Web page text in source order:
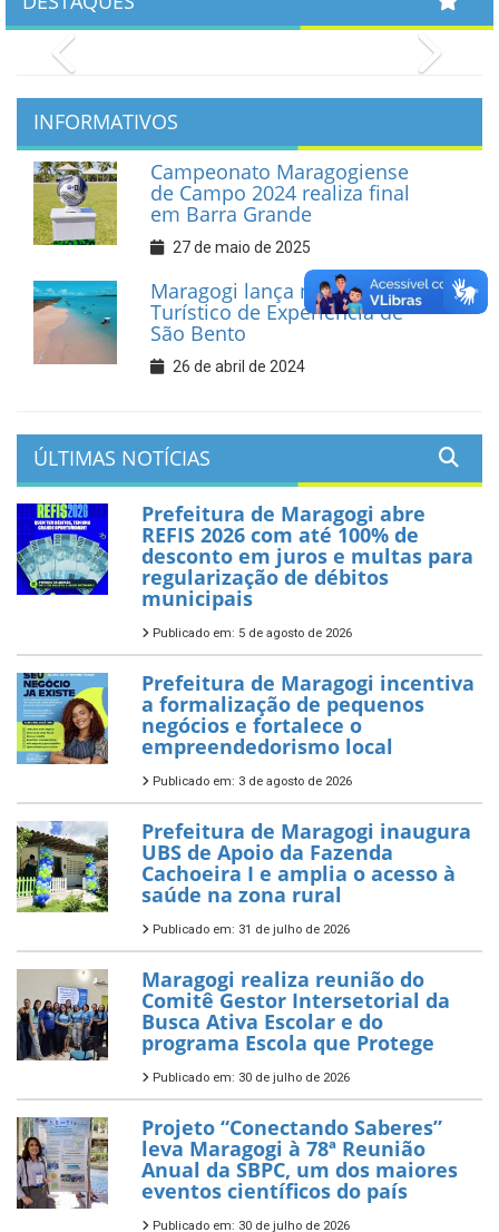
INFORMATIVOS
Campeonato Maragogiense
de Campo 2024 realiza final
em Barra Grande
27 de maio de 2025
Maragogi lança novo Roteiro
Turístico de Experiência de
São Bento
26 de abril de 2024
ÚLTIMAS NOTÍCIAS
Prefeitura de Maragogi abre
REFIS 2026 com até 100% de
desconto em juros e multas para
regularização de débitos
municipais
Publicado em: 5 de agosto de 2026
Prefeitura de Maragogi incentiva
a formalização de pequenos
negócios e fortalece o
empreendedorismo local
Publicado em: 3 de agosto de 2026
Prefeitura de Maragogi inaugura
UBS de Apoio da Fazenda
Cachoeira I e amplia o acesso à
saúde na zona rural
Publicado em: 31 de julho de 2026
Maragogi realiza reunião do
Comitê Gestor Intersetorial da
Busca Ativa Escolar e do
programa Escola que Protege
Publicado em: 30 de julho de 2026
Projeto “Conectando Saberes”
leva Maragogi à 78ª Reunião
Anual da SBPC, um dos maiores
eventos científicos do país
Publicado em: 30 de julho de 2026